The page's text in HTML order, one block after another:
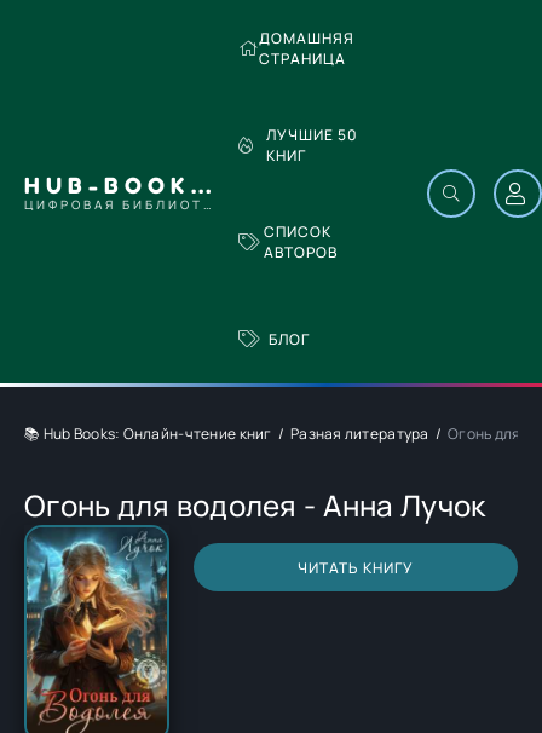
HUB-BOOKS.COM
ЦИФРОВАЯ БИБЛИОТЕКА
ДОМАШНЯЯ
СТРАНИЦА
ЛУЧШИЕ 50
КНИГ
СПИСОК
АВТОРОВ
БЛОГ
📚 Hub Books: Онлайн-чтение книг Разная литература Огонь для
Огонь для водолея - Анна Лучок
ЧИТАТЬ КНИГУ